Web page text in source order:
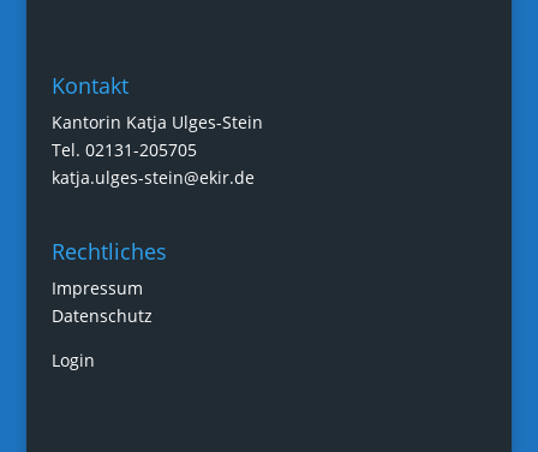
Kontakt
Kantorin Katja Ulges-Stein
Tel. 02131-205705
katja.ulges-stein@ekir.de
Rechtliches
Impressum
Datenschutz
Login